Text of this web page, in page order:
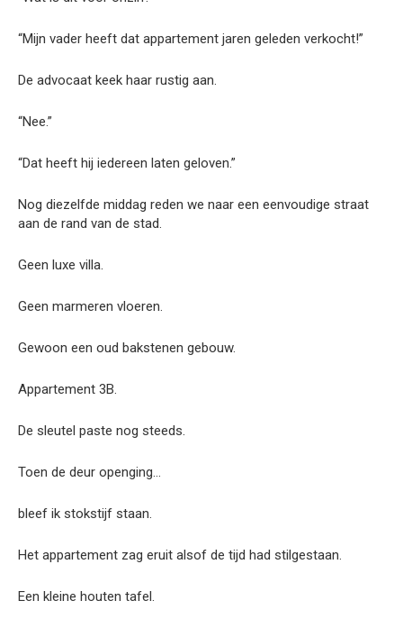
“Mijn vader heeft dat appartement jaren geleden verkocht!”
De advocaat keek haar rustig aan.
“Nee.”
“Dat heeft hij iedereen laten geloven.”
Nog diezelfde middag reden we naar een eenvoudige straat
aan de rand van de stad.
Geen luxe villa.
Geen marmeren vloeren.
Gewoon een oud bakstenen gebouw.
Appartement 3B.
De sleutel paste nog steeds.
Toen de deur openging…
bleef ik stokstijf staan.
Het appartement zag eruit alsof de tijd had stilgestaan.
Een kleine houten tafel.